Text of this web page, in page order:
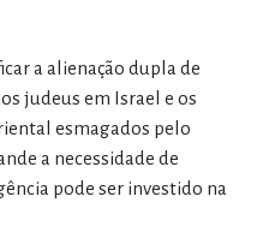
a alienação dupla de
judeus em Israel e os
esmagados pelo
a necessidade de
pode ser investido na